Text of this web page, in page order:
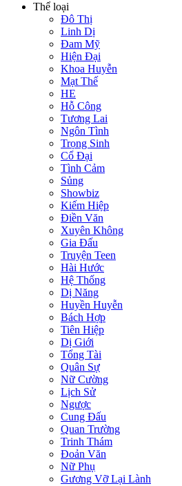
Thể loại
Đô Thị
Linh Dị
Đam Mỹ
Hiện Đại
Khoa Huyễn
Mạt Thế
HE
Hỗ Công
Tương Lai
Ngôn Tình
Trọng Sinh
Cổ Đại
Tình Cảm
Sủng
Showbiz
Kiếm Hiệp
Điền Văn
Xuyên Không
Gia Đấu
Truyện Teen
Hài Hước
Hệ Thống
Dị Năng
Huyền Huyễn
Bách Hợp
Tiên Hiệp
Dị Giới
Tổng Tài
Quân Sự
Nữ Cường
Lịch Sử
Ngược
Cung Đấu
Quan Trường
Trinh Thám
Đoản Văn
Nữ Phụ
Gương Vỡ Lại Lành